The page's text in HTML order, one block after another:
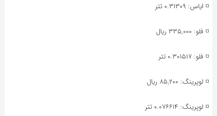
◽️ ایاس: ۰.۳۱۳۰۹ تتر
◽️ فلو: ۳۳۵,۰۰۰ ریال
◽️ فلو: ۰.۳۰۱۵۱۷ تتر
◽️ لوپرینگ: ۸۵,۲۰۰ ریال
◽️ لوپرینگ: ۰.۰۷۶۶۱۴ تتر